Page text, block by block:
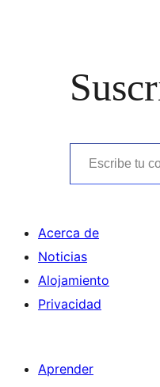
Escribe tu correo electrónico…
Acerca de
Noticias
Alojamiento
Privacidad
Aprender